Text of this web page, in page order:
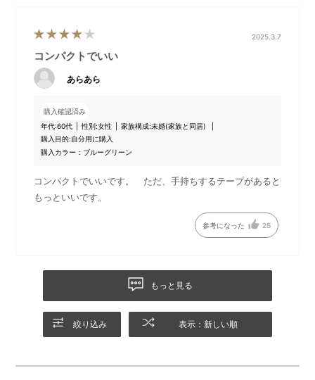
最小限に留めた縫製部の裏側にはシーリング加工を施すこと
※防水加工生地を使用しておりますが、完全防水を必要とする用
使用頻度の高いアイテムの収
納に便利なフロントポケッ
背面のポケットは地図やパス
ケースなどのアイテムの収納
2025.3.7
コンパクトでいい
あらあら
購入確認済み
年代:60代 性別:女性 家族構成:未婚(家族と同居)
購入目的:自分用に購入
購入カラー：ブルーグリーン
コンパクトでいいです。 ただ、手持ちするテープがあると
もっといいです。
参考になった 25
もっと見る
絞り込み 表示：新しい順